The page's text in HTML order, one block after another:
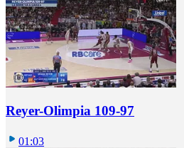
Reyer-Olimpia 109-97
01:03